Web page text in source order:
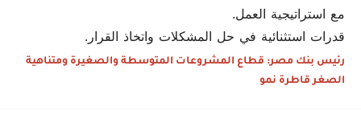
مع استراتيجية العمل.
قدرات استثنائية في حل المشكلات واتخاذ القرار.
رئيس بنك مصر: قطاع المشروعات المتوسطة والصغيرة ومتناهية
الصغر قاطرة نمو